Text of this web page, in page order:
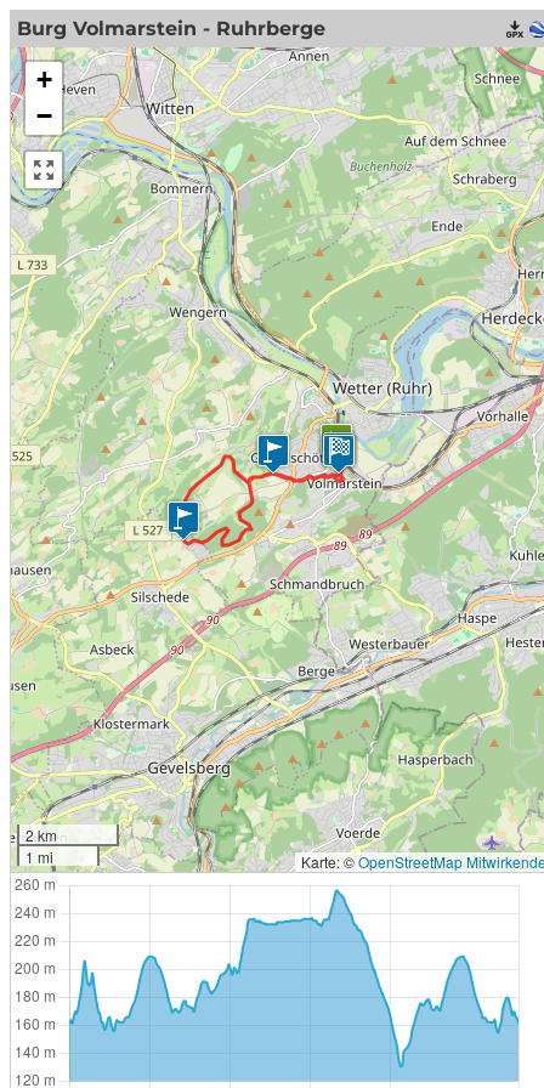
Burg Volmarstein - Ruhrberge
+
−
2 km
1 mi
Karte: ©OpenStreetMap